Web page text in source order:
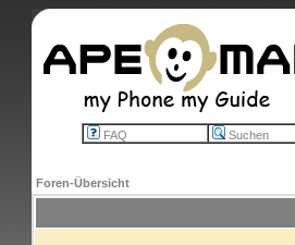
FAQ Suchen
Foren-Übersicht